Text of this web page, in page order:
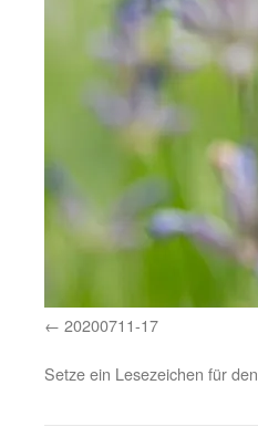
20200711-17
Setze ein Lesezeichen für den